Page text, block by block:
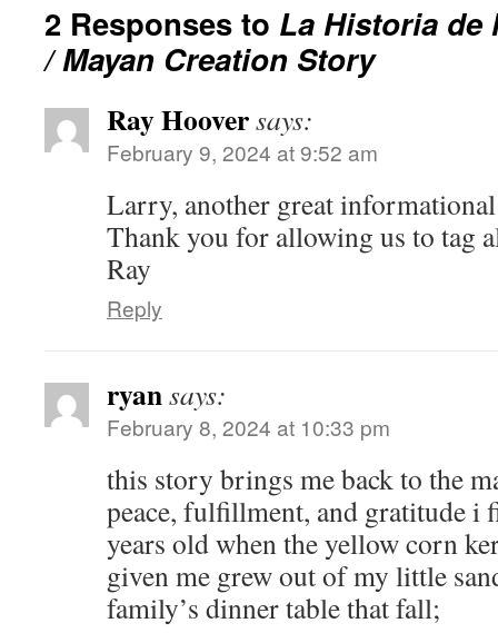
2 Responses to La Historia de
/ Mayan Creation Story
Ray Hooversays:
February 9, 2024 at 9:52 am
Larry, another great
Thank you for allowing us to tag
Ray
Reply
ryansays:
February 8, 2024 at 10:33 pm
this story brings me back to the
peace, fulfillment, and gratitude i
years old when the yellow corn
given me grew out of my little
family’s dinner table that fall;